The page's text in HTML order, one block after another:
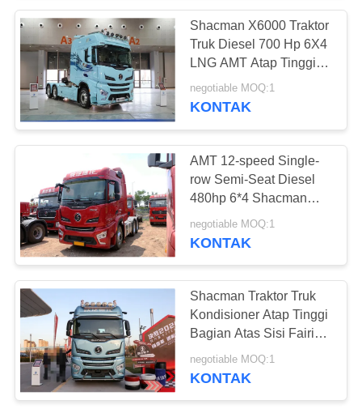
HUBUNGI
KAMI
PERMINTAAN
PENAWARAN
SITEMAP
KEBIJAKAN
PRIVASI
Bus Mini Bekas
199
Truk Traktor Bekas
189
Shacman X6000 Traktor
Truk Diesel 700 Hp 6X4
LNG AMT Atap Tinggi
Satu Baris Dan
Setengah Kursi
negotiable MOQ:1
KONTAK
AMT 12-speed Single-
row Semi-Seat Diesel
480hp 6*4 Shacman
Traktor Truk H6000
Model
negotiable MOQ:1
KONTAK
Shacman Traktor Truk
Kondisioner Atap Tinggi
Bagian Atas Sisi Fairing
840HP 6X4 AMT
Hydraulic Buffer
negotiable MOQ:1
KONTAK